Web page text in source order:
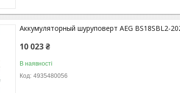
Аккумуляторный шуруповерт AEG BS18SBL2-
10 023 ₴
В наявності
4935480056